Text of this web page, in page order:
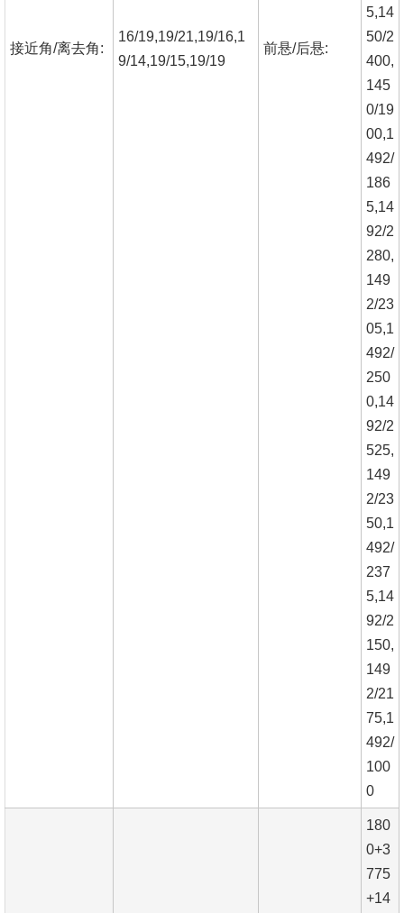
接近角/离去角:
16/19,19/21,19/16,1
9/14,19/15,19/19
前悬/后悬:
5,14
50/2
400,
145
0/19
00,1
492/
186
5,14
92/2
280,
149
2/23
05,1
492/
250
0,14
92/2
525,
149
2/23
50,1
492/
237
5,14
92/2
150,
149
2/21
75,1
492/
100
0
180
0+3
775
+14